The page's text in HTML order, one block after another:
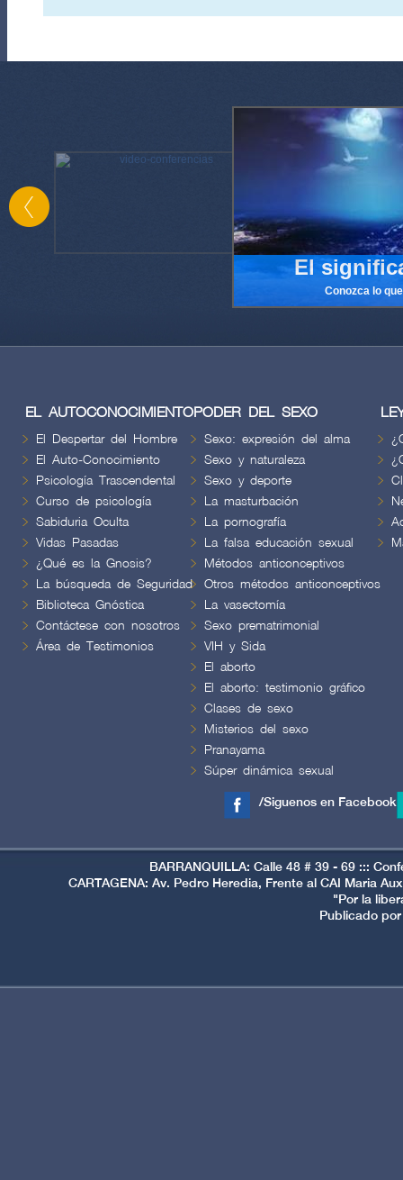
EL AUTOCONOCIMIENTO
El Despertar del Hombre
El Auto-Conocimiento
Psicología Trascendental
Curso de psicología
Sabiduria Oculta
Vidas Pasadas
¿Qué es la Gnosis?
La búsqueda de Seguridad
Biblioteca Gnóstica
Contáctese con nosotros
Área de Testimonios
PODER DEL SEXO
Sexo: expresión del alma
Sexo y naturaleza
Sexo y deporte
La masturbación
La pornografía
La falsa educación sexual
Métodos anticonceptivos
Otros métodos anticonceptivos
La vasectomía
Sexo prematrimonial
VIH y Sida
El aborto
El aborto: testimonio gráfico
Clases de sexo
Misterios del sexo
Pranayama
Súper dinámica sexual
/Siguenos en Facebook
BARRANQUILLA: Calle 48 # 39 - 69 :::
CARTAGENA: Av. Pedro Heredia, Frente al CAI Maria
"Por la
Publicado